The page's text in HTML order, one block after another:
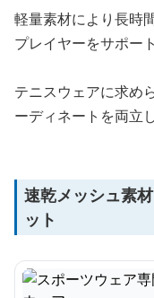
軽量素材により長時
プレイヤーをサポー
テニスウェアに求め
ーディネートを両立
速乾メッシュ素
ット